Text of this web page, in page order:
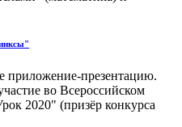
приложение-презентацию.
во Всероссийском
2020" (призёр конкурса